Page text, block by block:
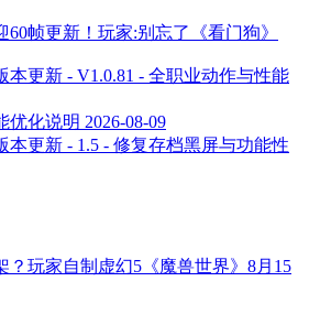
帧更新！玩家:别忘了《看门狗》
本更新 - V1.0.81 - 全职业动作与性能
优化说明 2026-08-09
本更新 - 1.5 - 修复存档黑屏与功能性
？玩家自制虚幻5《魔兽世界》8月15